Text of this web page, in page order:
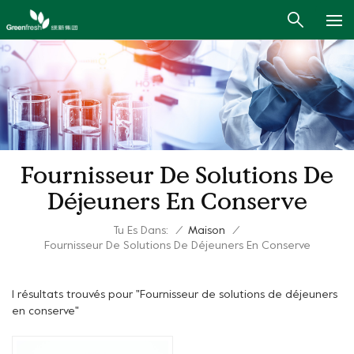
Fournisseur De Solutions De
Déjeuners En Conserve
Tu Es Dans: / Maison
/
Fournisseur De Solutions De Déjeuners En Conserve
1 résultats trouvés pour "Fournisseur de solutions de déjeuners
en conserve"